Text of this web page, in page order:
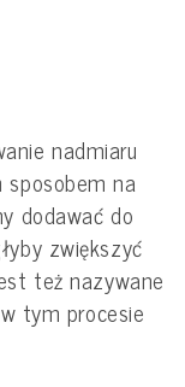
nadmiaru
na
dodawać do
zwiększyć
też nazywane
tym procesie